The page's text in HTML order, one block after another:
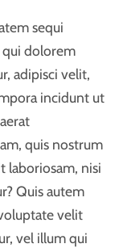
sequi
qui dolorem
adipisci velit,
incidunt ut
quis nostrum
laboriosam, nisi
Quis autem
velit
vel illum qui